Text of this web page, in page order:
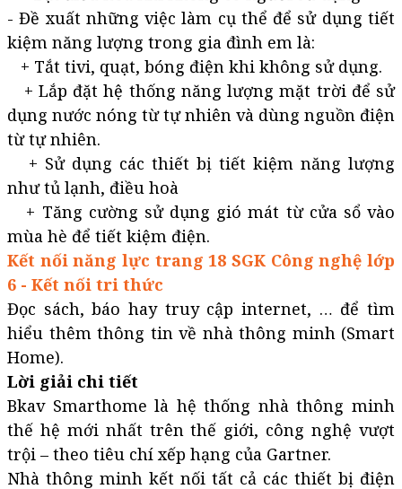
- Đề xuất những việc làm cụ thể để sử dụng tiết
kiệm năng lượng trong gia đình em là:
+ Tắt tivi, quạt, bóng điện khi không sử dụng.
+ Lắp đặt hệ thống năng lượng mặt trời để sử
dụng nước nóng từ tự nhiên và dùng nguồn điện
từ tự nhiên.
+ Sử dụng các thiết bị tiết kiệm năng lượng
như tủ lạnh, điều hoà
+ Tăng cường sử dụng gió mát từ cửa sổ vào
mùa hè để tiết kiệm điện.
Kết nối năng lực trang 18 SGK Công nghệ lớp
6 - Kết nối tri thức
Đọc sách, báo hay truy cập internet, … để tìm
hiểu thêm thông tin về nhà thông minh (Smart
Home).
Lời giải chi tiết
Bkav Smarthome là hệ thống nhà thông minh
thế hệ mới nhất trên thế giới, công nghệ vượt
trội – theo tiêu chí xếp hạng của Gartner.
Nhà thông minh kết nối tất cả các thiết bị điện